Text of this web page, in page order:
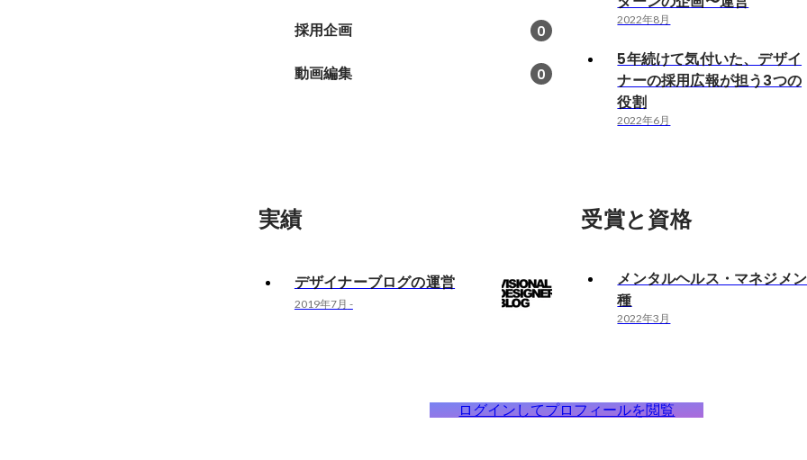
採用企画 0
動画編集 0
2022年8月
5年続けて気付いた、デザイ
ナーの採用広報が担う3つの
役割
2022年6月
実績
デザイナーブログの運営
2019年7月 -
受賞と資格
メンタルヘルス・マネジメ
種
2022年3月
ログインしてプロフィールを閲覧